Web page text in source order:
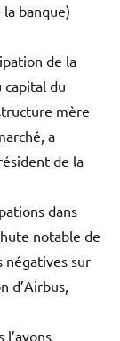
banque)
de la
capital du
mère
a
de la
dans
notable de
négatives sur
d’Airbus,
l’avons